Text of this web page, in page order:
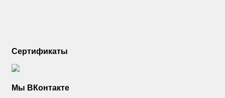
Сертификаты
Мы ВКонтакте